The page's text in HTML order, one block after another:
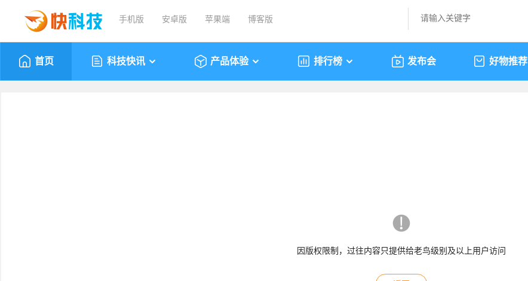
手机版 安卓版 苹果端 博客版
首页 科技快讯 产品体验 排行榜 发布会 好物推荐
因版权限制，过往内容只提供给老鸟级别及以上用户访问